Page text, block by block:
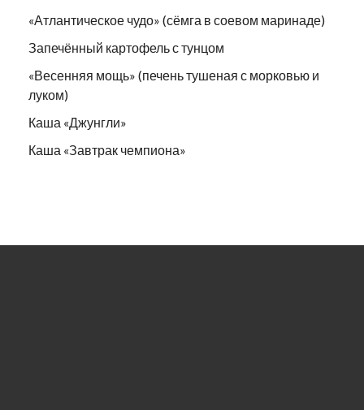
«Атлантическое чудо» (сёмга в соевом маринаде)
Запечённый картофель с тунцом
«Весенняя мощь» (печень тушеная с морковью и
луком)
Каша «Джунгли»
Каша «Завтрак чемпиона»